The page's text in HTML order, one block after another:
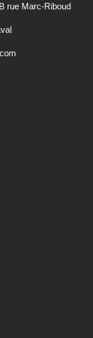
rue Marc-Riboud